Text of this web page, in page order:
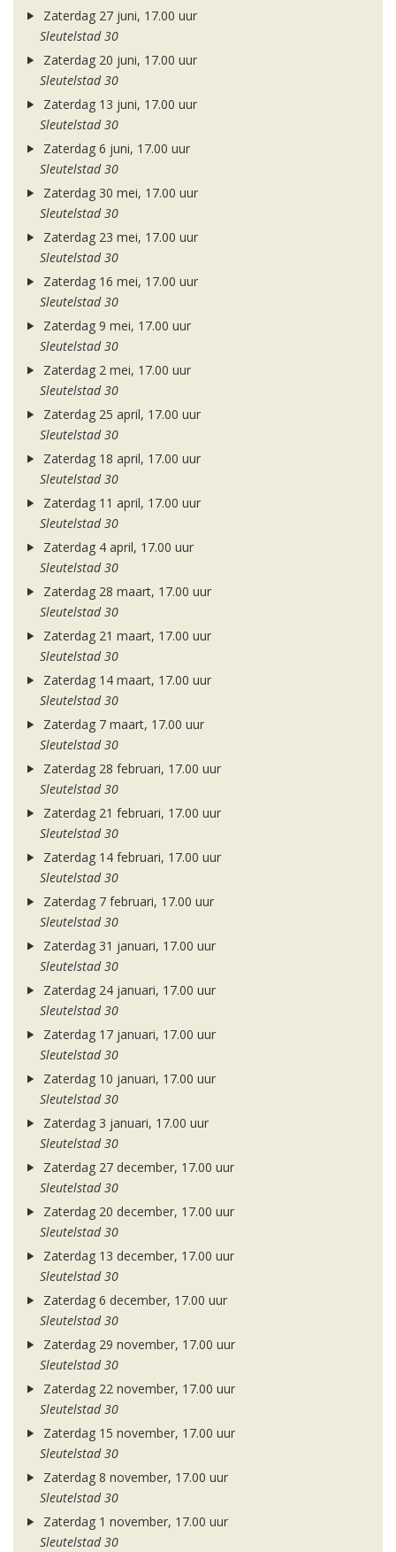
Zaterdag 27 juni, 17.00 uur
Sleutelstad 30
Zaterdag 20 juni, 17.00 uur
Sleutelstad 30
Zaterdag 13 juni, 17.00 uur
Sleutelstad 30
Zaterdag 6 juni, 17.00 uur
Sleutelstad 30
Zaterdag 30 mei, 17.00 uur
Sleutelstad 30
Zaterdag 23 mei, 17.00 uur
Sleutelstad 30
Zaterdag 16 mei, 17.00 uur
Sleutelstad 30
Zaterdag 9 mei, 17.00 uur
Sleutelstad 30
Zaterdag 2 mei, 17.00 uur
Sleutelstad 30
Zaterdag 25 april, 17.00 uur
Sleutelstad 30
Zaterdag 18 april, 17.00 uur
Sleutelstad 30
Zaterdag 11 april, 17.00 uur
Sleutelstad 30
Zaterdag 4 april, 17.00 uur
Sleutelstad 30
Zaterdag 28 maart, 17.00 uur
Sleutelstad 30
Zaterdag 21 maart, 17.00 uur
Sleutelstad 30
Zaterdag 14 maart, 17.00 uur
Sleutelstad 30
Zaterdag 7 maart, 17.00 uur
Sleutelstad 30
Zaterdag 28 februari, 17.00 uur
Sleutelstad 30
Zaterdag 21 februari, 17.00 uur
Sleutelstad 30
Zaterdag 14 februari, 17.00 uur
Sleutelstad 30
Zaterdag 7 februari, 17.00 uur
Sleutelstad 30
Zaterdag 31 januari, 17.00 uur
Sleutelstad 30
Zaterdag 24 januari, 17.00 uur
Sleutelstad 30
Zaterdag 17 januari, 17.00 uur
Sleutelstad 30
Zaterdag 10 januari, 17.00 uur
Sleutelstad 30
Zaterdag 3 januari, 17.00 uur
Sleutelstad 30
Zaterdag 27 december, 17.00 uur
Sleutelstad 30
Zaterdag 20 december, 17.00 uur
Sleutelstad 30
Zaterdag 13 december, 17.00 uur
Sleutelstad 30
Zaterdag 6 december, 17.00 uur
Sleutelstad 30
Zaterdag 29 november, 17.00 uur
Sleutelstad 30
Zaterdag 22 november, 17.00 uur
Sleutelstad 30
Zaterdag 15 november, 17.00 uur
Sleutelstad 30
Zaterdag 8 november, 17.00 uur
Sleutelstad 30
Zaterdag 1 november, 17.00 uur
Sleutelstad 30